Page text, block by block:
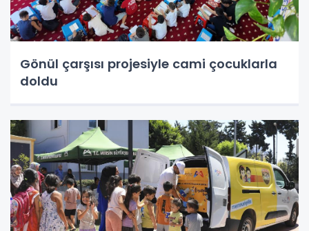
Gönül çarşısı projesiyle cami çocuklarla
doldu